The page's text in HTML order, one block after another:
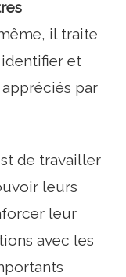
il traite
et
par
de travailler
leurs
leur
avec les